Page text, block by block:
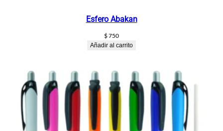
Esfero Abakan
$750
Añadir al carrito